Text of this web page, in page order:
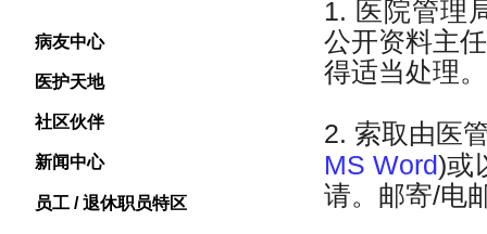
病友中心
医护天地
社区伙伴
新闻中心
员工 / 退休职员特区